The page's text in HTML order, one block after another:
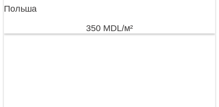
Польша
350 MDL/м²